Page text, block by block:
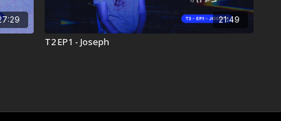
21:49
T2 EP1 - Joseph